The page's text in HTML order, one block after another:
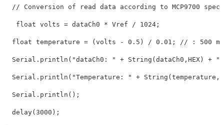
// Conversion of read data according to MCP9700 spec
float volts = dataCh0 * Vref / 1024 ;
float temperature = (volts - 0.5 ) / 0.01 ; // : 500
Serial . println ( "dataCh0: " + String (dataCh0 , HEX) + "
Serial . println ( "Temperature: " + String (temperature ,
Serial . println ();
delay(3000 );